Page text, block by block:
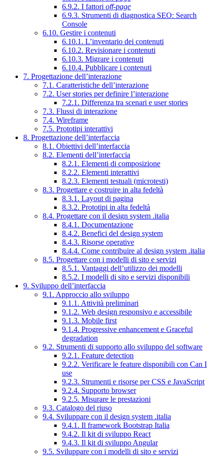
6.9.2. I fattori off-page
6.9.3. Strumenti di diagnostica SEO: Search
Console
6.10. Gestire i contenuti
6.10.1. L’inventario dei contenuti
6.10.2. Revisionare i contenuti
6.10.3. Migrare i contenuti
6.10.4. Pubblicare i contenuti
7. Progettazione dell’interazione
7.1. Caratteristiche dell’interazione
7.2. User stories per definire l’interazione
7.2.1. Differenza tra scenari e user stories
7.3. Flussi di interazione
7.4. Wireframe
7.5. Prototipi interattivi
8. Progettazione dell’interfaccia
8.1. Obiettivi dell’interfaccia
8.2. Elementi dell’interfaccia
8.2.1. Elementi di composizione
8.2.2. Elementi interattivi
8.2.3. Elementi testuali (microtesti)
8.3. Progettare e costruire in alta fedeltà
8.3.1. Layout di pagina
8.3.2. Prototipi in alta fedeltà
8.4. Progettare con il design system .italia
8.4.1. Documentazione
8.4.2. Benefici del design system
8.4.3. Risorse operative
8.4.4. Come contribuire al design system .italia
8.5. Progettare con i modelli di sito e servizi
8.5.1. Vantaggi dell’utilizzo dei modelli
8.5.2. I modelli di sito e servizi disponibili
9. Sviluppo dell’interfaccia
9.1. Approccio allo sviluppo
9.1.1. Attività preliminari
9.1.2. Web design responsivo e accessibile
9.1.3. Mobile first
9.1.4. Progressive enhancement e Graceful
degradation
9.2. Strumenti di supporto allo sviluppo del software
9.2.1. Feature detection
9.2.2. Verificare le feature disponibili con Can I
use
9.2.3. Strumenti e risorse per CSS e JavaScript
9.2.4. Supporto browser
9.2.5. Misurare le prestazioni
9.3. Catalogo del riuso
9.4. Sviluppare con il design system .italia
9.4.1. Il framework Bootstrap Italia
9.4.2. Il kit di sviluppo React
9.4.3. Il kit di sviluppo Angular
9.5. Sviluppare con i modelli di sito e servizi